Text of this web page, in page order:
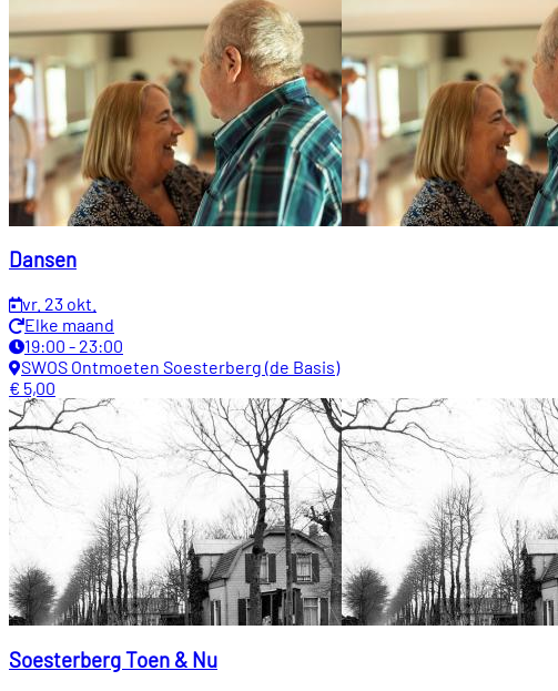
Dansen
vr. 23 okt.
Elke maand
19:00 - 23:00
SWOS Ontmoeten Soesterberg (de Basis)
€ 5,00
Soesterberg Toen & Nu